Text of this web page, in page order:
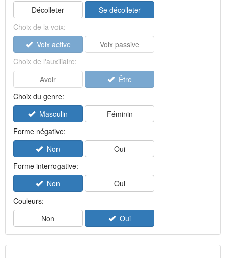
Décolleter
Se décolleter
Choix de la voix:
Voix active
Voix passive
Choix de l'auxiliaire:
Avoir
Être
Choix du genre:
Masculin
Féminin
Forme négative:
Non
Oui
Forme interrogative:
Non
Oui
Couleurs:
Non
Oui